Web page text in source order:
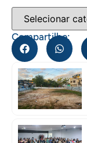
Compartilhe: